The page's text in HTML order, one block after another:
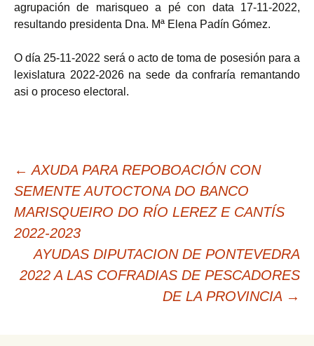
agrupación de marisqueo a pé con data 17-11-2022,
resultando presidenta Dna. Mª Elena Padín Gómez.
O día 25-11-2022 será o acto de toma de posesión para a
lexislatura 2022-2026 na sede da confraría remantando
asi o proceso electoral.
Navegación
de
entradas
← AXUDA PARA REPOBOACIÓN CON
SEMENTE AUTOCTONA DO BANCO
MARISQUEIRO DO RÍO LEREZ E CANTÍS
2022-2023
AYUDAS DIPUTACION DE PONTEVEDRA
2022 A LAS COFRADIAS DE PESCADORES
DE LA PROVINCIA →